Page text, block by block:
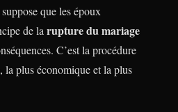
suppose que les époux
de la rupture du mariage
C’est la procédure
la plus économique et la plus